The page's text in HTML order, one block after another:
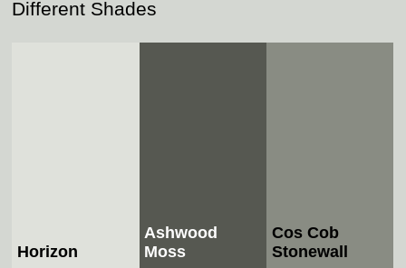
Different Shades
Horizon
Ashwood
Moss
Cos Cob
Stonewall